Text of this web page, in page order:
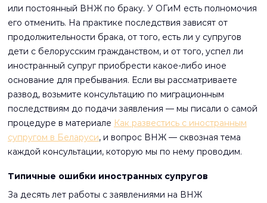
или постоянный ВНЖ по браку. У ОГиМ есть полномочия
его отменить. На практике последствия зависят от
продолжительности брака, от того, есть ли у супругов
дети с белорусским гражданством, и от того, успел ли
иностранный супруг приобрести какое-либо иное
основание для пребывания. Если вы рассматриваете
развод, возьмите консультацию по миграционным
последствиям до подачи заявления — мы писали о самой
процедуре в материале Как развестись с иностранным
супругом в Беларуси, и вопрос ВНЖ — сквозная тема
каждой консультации, которую мы по нему проводим.
Типичные ошибки иностранных супругов
За десять лет работы с заявлениями на ВНЖ